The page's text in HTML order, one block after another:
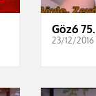
Göz6
23/12/2016